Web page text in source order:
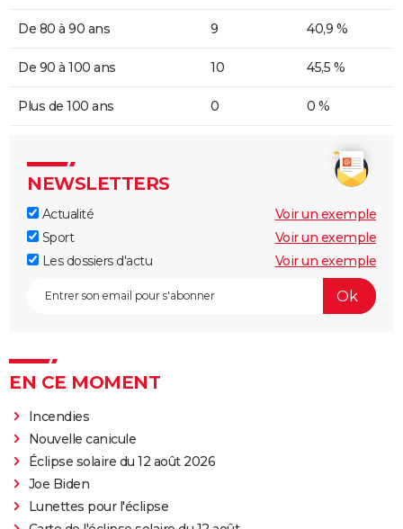
De 80 à 90 ans 9 40,9 %
De 90 à 100 ans 10 45,5 %
Plus de 100 ans 0 0 %
NEWSLETTERS
Actualité
Voir un exemple
Sport
Voir un exemple
Les dossiers d'actu
Voir un exemple
EN CE MOMENT
Incendies
Nouvelle canicule
Éclipse solaire du 12 août 2026
Joe Biden
Lunettes pour l'éclipse